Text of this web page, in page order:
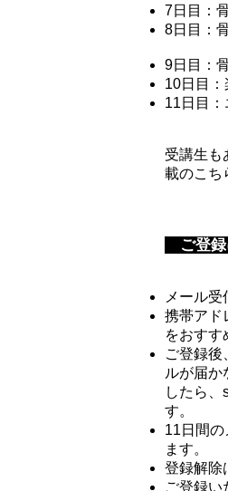
7日目：
8日目：
9日目：
10日目
11日目：
受講生も
載のこち
ご登録
メール
携帯アド
をおすす
ご登録後
ルが届か
したら
す。
11日間
ます。
登録解除
ご登録い